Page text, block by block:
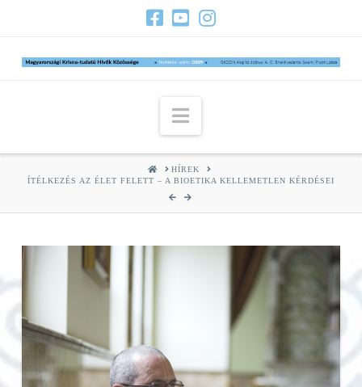
Navigation
HOMEHÍREK
ÍTÉLKEZÉS AZ ÉLET FELETT – A BIOETIKA KELLEMETLEN KÉRDÉSEI